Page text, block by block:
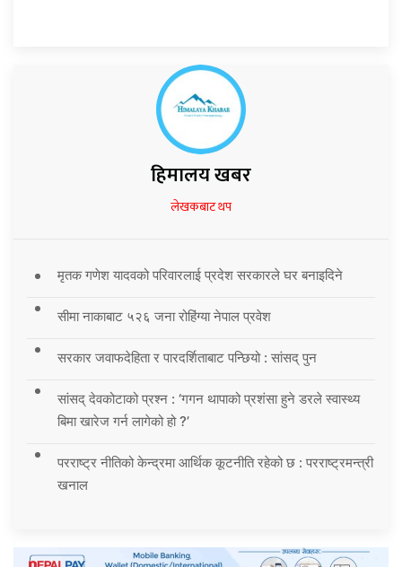
हिमालय खबर
लेखकबाट थप
मृतक गणेश यादवको परिवारलाई प्रदेश सरकारले घर बनाइदिने
सीमा नाकाबाट ५२६ जना रोहिंग्या नेपाल प्रवेश
सरकार जवाफदेहिता र पारदर्शिताबाट पन्छियो : सांसद् पुन
सांसद् देवकोटाको प्रश्न : ‘गगन थापाको प्रशंसा हुने डरले स्वास्थ्य
बिमा खारेज गर्न लागेको हो ?’
परराष्ट्र नीतिको केन्द्रमा आर्थिक कूटनीति रहेको छ : परराष्ट्रमन्त्री
खनाल